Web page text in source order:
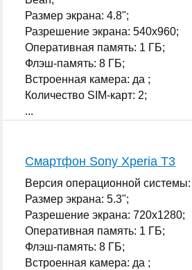
Размер экрана: 4.8";
Разрешение экрана: 540x960;
Оперативная память: 1 ГБ;
Флэш-память: 8 ГБ;
Встроенная камера: да ;
Количество SIM-карт: 2;
...
Смартфон Sony Xperia T3
Версия операционной
Размер экрана: 5.3";
Разрешение экрана: 720x1280;
Оперативная память: 1 ГБ;
Флэш-память: 8 ГБ;
Встроенная камера: да ;